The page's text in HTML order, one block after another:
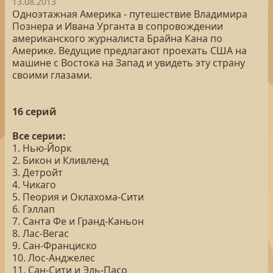
Одноэтажная Америка - путешествие Владимира
Познера и Ивана Урганта в сопровождении
американского журналиста Брайна Кана по
Америке. Ведущие предлагают проехать США на
машине с Востока на Запад и увидеть эту страну
своими глазами.
16 серий
Все серии:
1. Нью-Йорк
2. Бикон и Кливленд
3. Детройт
4. Чикаго
5. Пеория и Оклахома-Сити
6. Гэллап
7. Санта Фе и Гранд-Каньон
8. Лас-Вегас
9. Сан-Франциско
10. Лос-Анджелес
11. Сан-Сити и Эль-Пасо